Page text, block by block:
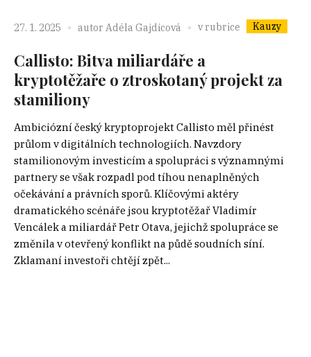
27. 1. 2025 autor Adéla Gajdicová v rubrice Kauzy
Callisto: Bitva miliardáře a
kryptotěžaře o ztroskotaný projekt za
stamiliony
Ambiciózní český kryptoprojekt Callisto měl přinést
průlom v digitálních technologiích. Navzdory
stamilionovým investicím a spolupráci s významnými
partnery se však rozpadl pod tíhou nenaplněných
očekávání a právních sporů. Klíčovými aktéry
dramatického scénáře jsou kryptotěžař Vladimír
Vencálek a miliardář Petr Otava, jejichž spolupráce se
změnila v otevřený konflikt na půdě soudních síní.
Zklamaní investoři chtějí zpět...